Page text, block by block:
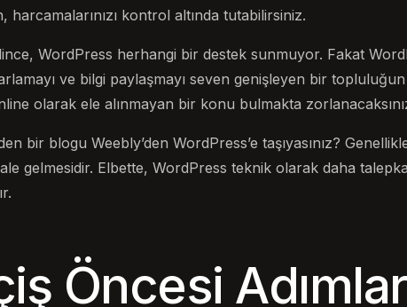
harcamalarınızı kontrol altında tutabilirsiniz.
WordPress herhangi bir destek sunmuyor. Fakat
ve bilgi paylaşmayı seven genişleyen bir
olarak ele alınmayan bir konu bulmakta
bir blogu Weebly’den WordPress’e taşıyasınız?
hale gelmesidir. Elbette, WordPress teknik olarak daha
Öncesi Adımlar